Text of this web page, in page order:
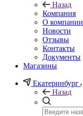
Назад
Компания
О компании
Новости
Отзывы
Контакты
Документы
Магазины
Екатеринбург
Назад